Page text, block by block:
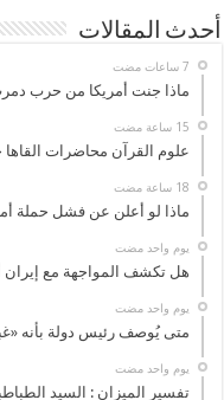
أحدث المقالات
ماذا جنت أمريكا من حرب
علوم القرآن محاضرات القاها
ماذا لو أعلن عن فشل حملة
‏يوم واحد مضت
هل تكشف المواجهة مع إيران
‏يوم واحد مضت
متى يُوصف رئيس دولة بأنه
‏يوم واحد مضت
تفسير الميزان : السيد